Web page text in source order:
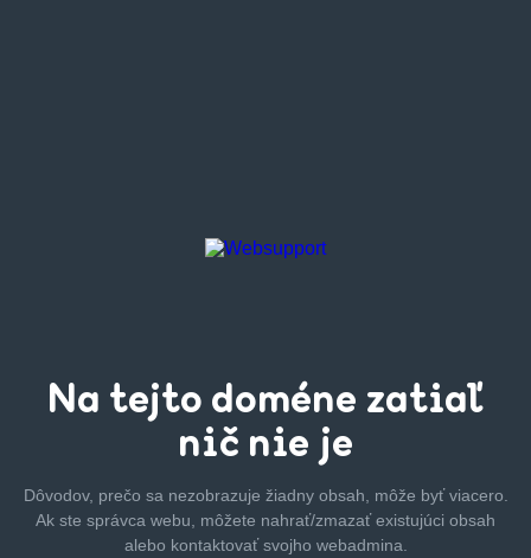
Na tejto doméne zatiaľ
nič nie je
Dôvodov, prečo sa nezobrazuje žiadny obsah, môže byťviacero.
Ak ste správca webu, môžete nahrať/zmazaťexistujúci obsah
alebo kontaktovať svojho webadmina.